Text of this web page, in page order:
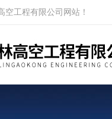
空工程有限公司网站！